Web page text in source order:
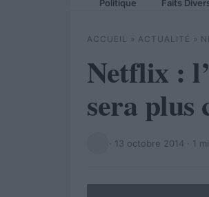
Politique Faits
ACCUEIL » ACTUALITÉ »
Netflix :
sera plus
· 13 octobre 2014 · 1